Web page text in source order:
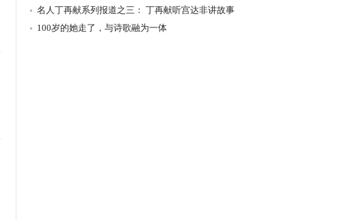
献忆路遥教授
名人丁再献系列报道之三： 丁再献听宫达非讲故事
游栈桥
100岁的她走了，与诗歌融为一体